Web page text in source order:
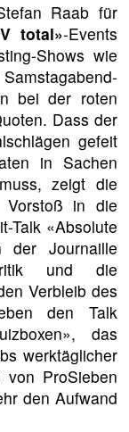
Raab für
total»-Events
Shows wie
bei der roten
Dass der
gefeit
in Sachen
zeigt die
Vorstoß in die
Talk «Absolute
der Journaille
und die
Verbleib des
den Talk
das
werktäglicher
ProSieben
den Aufwand